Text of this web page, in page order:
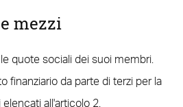
mezzi
quote sociali dei suoi membri.
finanziario da parte di terzi per la
all'articolo 2.